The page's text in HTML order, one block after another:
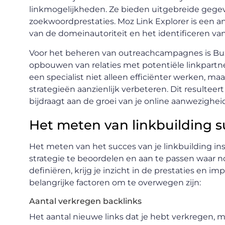
linkmogelijkheden. Ze bieden uitgebreide
zoekwoordprestaties. Moz Link Explorer is een
van de domeinautoriteit en het identificeren
Voor het beheren van outreachcampagnes is
opbouwen van relaties met potentiële
een specialist niet alleen efficiënter werken,
strategieën aanzienlijk verbeteren. Dit
bijdraagt aan de groei van je online
Het meten van linkbuilding
Het meten van het succes van je linkbuilding
strategie te beoordelen en aan te passen waar
definiëren, krijg je inzicht in de prestaties en
belangrijke factoren om te overwegen zijn:
Aantal verkregen backlinks
Het aantal nieuwe links dat je hebt verkregen,